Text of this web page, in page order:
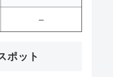
–
ポット